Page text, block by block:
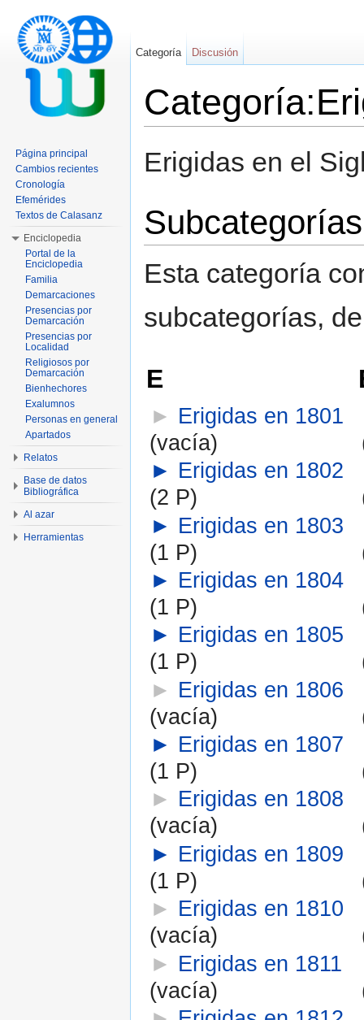
Erigidas en el
Subcategorías
Esta categoría
subcategorías,
E
► Erigidas en 1801
(vacía)
► Erigidas en 1802
(2 P)
► Erigidas en 1803
(1 P)
► Erigidas en 1804
(1 P)
► Erigidas en 1805
(1 P)
► Erigidas en 1806
(vacía)
► Erigidas en 1807
(1 P)
► Erigidas en 1808
(vacía)
► Erigidas en 1809
(1 P)
► Erigidas en 1810
(vacía)
► Erigidas en 1811
(vacía)
Categoría Discusión
Página principal
Cambios recientes
Cronología
Efemérides
Textos de Calasanz
Enciclopedia
Portal de la
Enciclopedia
Familia
Demarcaciones
Presencias por
Demarcación
Presencias por
Localidad
Religiosos por
Demarcación
Bienhechores
Exalumnos
Personas en general
Apartados
Relatos
Base de datos
Bibliográfica
Al azar
Herramientas